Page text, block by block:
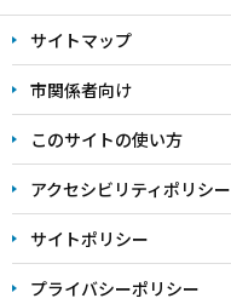
文
こ
こ
ま
で
サイトマップ
市関係者向け
このサイトの使い方
アクセシビリティポリシー
サイトポリシー
プライバシーポリシー